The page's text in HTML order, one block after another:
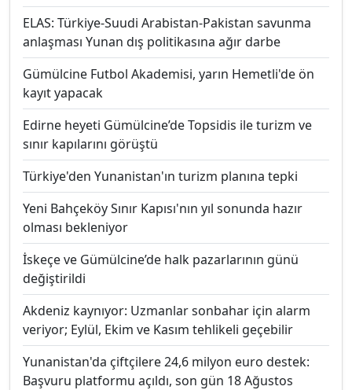
ELAS: Türkiye-Suudi Arabistan-Pakistan savunma
anlaşması Yunan dış politikasına ağır darbe
Gümülcine Futbol Akademisi, yarın Hemetli'de ön
kayıt yapacak
Edirne heyeti Gümülcine’de Topsidis ile turizm ve
sınır kapılarını görüştü
Türkiye'den Yunanistan'ın turizm planına tepki
Yeni Bahçeköy Sınır Kapısı'nın yıl sonunda hazır
olması bekleniyor
İskeçe ve Gümülcine’de halk pazarlarının günü
değiştirildi
Akdeniz kaynıyor: Uzmanlar sonbahar için alarm
veriyor; Eylül, Ekim ve Kasım tehlikeli geçebilir
Yunanistan'da çiftçilere 24,6 milyon euro destek:
Başvuru platformu açıldı, son gün 18 Ağustos